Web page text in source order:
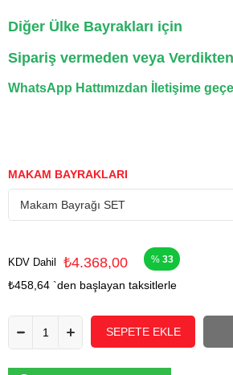
Diğer Ülke Bayrakları için
Sipariş vermeden veya
WhatsApp Hattımızdan İletişime
MAKAM BAYRAKLARI
KDV Dahil ₺4.368,00 33
₺458,64 `den başlayan taksitlerle